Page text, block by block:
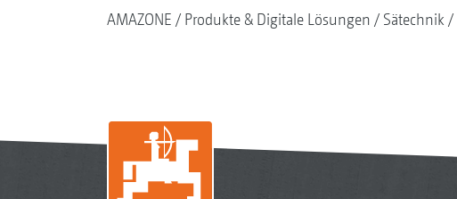
AMAZONE Produkte & Digitale Lösungen Sätechnik